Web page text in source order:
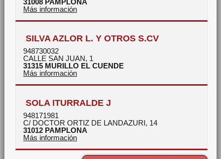
Más información
SILVA AZLOR L. Y OTROS S.CV
948730032
CALLE SAN JUAN, 1
31315 MURILLO EL CUENDE
Más información
SOLA ITURRALDE J
948171981
C/ DOCTOR ORTIZ DE LANDAZURI, 14
31012 PAMPLONA
Más información